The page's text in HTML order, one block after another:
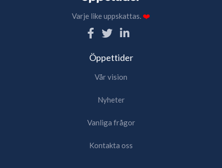
Varje like uppskattas.❤️
Öppettider
Vår vision
Nyheter
Vanliga frågor
Kontakta oss